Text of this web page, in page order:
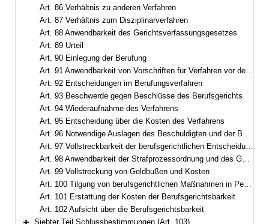
Art. 86 Verhältnis zu anderen Verfahren
Art. 87 Verhältnis zum Disziplinarverfahren
Art. 88 Anwendbarkeit des Gerichtsverfassungsgesetzes
Art. 89 Urteil
Art. 90 Einlegung der Berufung
Art. 91 Anwendbarkeit von Vorschriften für Verfahren vor dem Landesberufsgericht
Art. 92 Entscheidungen im Berufungsverfahren
Art. 93 Beschwerde gegen Beschlüsse des Berufsgerichts
Art. 94 Wiederaufnahme des Verfahrens
Art. 95 Entscheidung über die Kosten des Verfahrens
Art. 96 Notwendige Auslagen des Beschuldigten und der Berufsvertretung
Art. 97 Vollstreckbarkeit der berufsgerichtlichen Entscheidungen
Art. 98 Anwendbarkeit der Strafprozessordnung und des Gerichtsverfassungsgesetzes
Art. 99 Vollstreckung von Geldbußen und Kosten
Art. 100 Tilgung von berufsgerichtlichen Maßnahmen in Personalakten
Art. 101 Erstattung der Kosten der Berufsgerichtsbarkeit
Art. 102 Aufsicht über die Berufsgerichtsbarkeit
Siebter Teil Schlussbestimmungen (Art. 103)